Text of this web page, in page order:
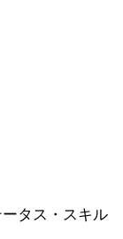
ータス・スキル